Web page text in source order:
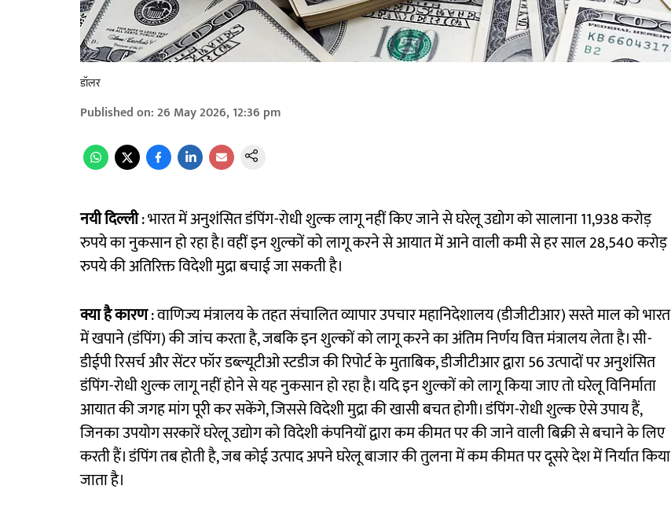
डॉलर
Published on:26 May 2026, 12:36 pm
नयी दिल्ली: भारत में अनुशंसित डंपिंग-रोधी शुल्क लागू नहीं किए जाने से घरेलू उद्योग को सालाना 11,938 करोड़
रुपये का नुकसान हो रहा है। वहीं इन शुल्कों को लागू करने से आयात में आने वाली कमी से हर साल 28,540 करोड़
रुपये की अतिरिक्त विदेशी मुद्रा बचाई जा सकती है।
क्या है कारण: वाणिज्य मंत्रालय के तहत संचालित व्यापार उपचार महानिदेशालय (डीजीटीआर) सस्ते माल को भारत
में खपाने (डंपिंग) की जांच करता है, जबकि इन शुल्कों को लागू करने का अंतिम निर्णय वित्त मंत्रालय लेता है। सी-
डीईपी रिसर्च और सेंटर फॉर डब्ल्यूटीओ स्टडीज की रिपोर्ट के मुताबिक, डीजीटीआर द्वारा 56 उत्पादों पर अनुशंसित
डंपिंग-रोधी शुल्क लागू नहीं होने से यह नुकसान हो रहा है। यदि इन शुल्कों को लागू किया जाए तो घरेलू विनिर्माता
आयात की जगह मांग पूरी कर सकेंगे, जिससे विदेशी मुद्रा की खासी बचत होगी। डंपिंग-रोधी शुल्क ऐसे उपाय हैं,
जिनका उपयोग सरकारें घरेलू उद्योग को विदेशी कंपनियों द्वारा कम कीमत पर की जाने वाली बिक्री से बचाने के लिए
करती हैं। डंपिंग तब होती है, जब कोई उत्पाद अपने घरेलू बाजार की तुलना में कम कीमत पर दूसरे देश में निर्यात किया
जाता है।